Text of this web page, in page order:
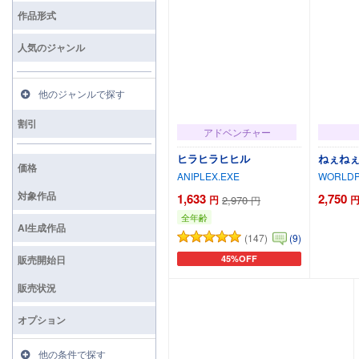
アドベンチャー
ヒラヒラヒヒル
ANIPLEX.EXE
1,633 円 2,970 円
全年齢
(147) (9)
45%OFF
カートに追加
ねぇね
2,750 円
作品形式
人気のジャンル
他のジャンルで探す
割引
価格
対象作品
AI生成作品
販売開始日
販売状況
オプション
他の条件で探す